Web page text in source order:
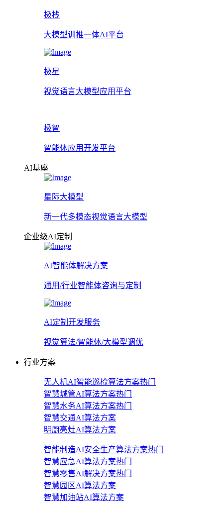
极栈
大模型训推一体AI平台
极星
视觉语言大模型应用平台
极智
智能体应用开发平台
AI基座
星际大模型
新一代多模态视觉语言大模型
企业级AI定制
AI智能体解决方案
通用/行业智能体咨询与定制
AI定制开发服务
视觉算法/智能体/大模型调优
行业方案
无人机AI智能巡检算法方案热门
智慧城管AI算法方案热门
智慧水务AI算法方案热门
智慧交通AI算法方案
明厨亮灶AI算法方案
智能制造AI安全生产算法方案热门
智慧应急AI算法方案热门
智慧零售AI解决方案热门
智慧园区AI算法方案
智慧加油站AI算法方案